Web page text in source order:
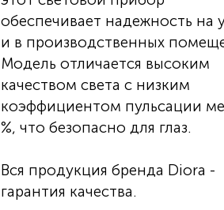
обеспечивает надежность на
и в производственных
Модель отличается высоким
качеством света с низким
коэффициентом пульсации
%, что безопасно для глаз.
Вся продукция бренда Diora -
гарантия качества.